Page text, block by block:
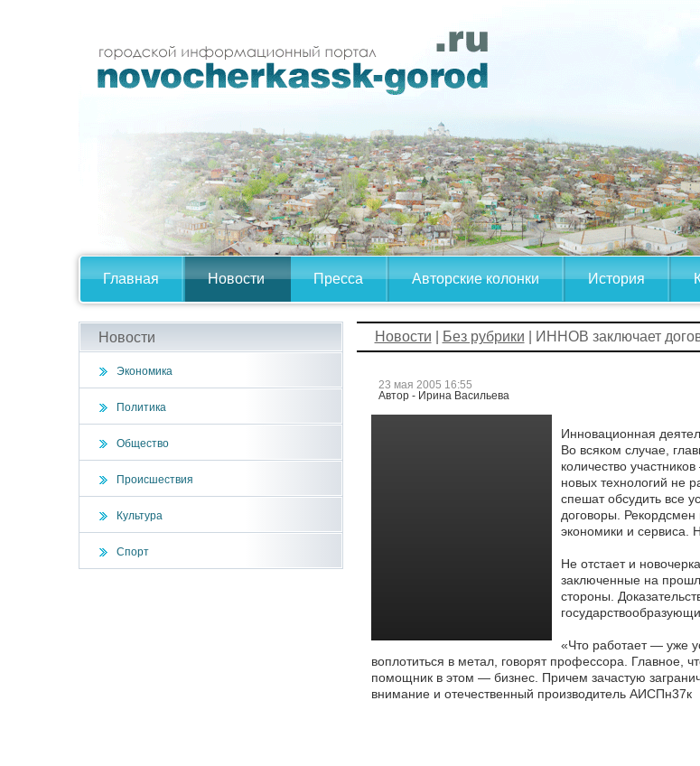
Главная Новости Пресса Авторские колонки История
Новости
Экономика
Политика
Общество
Происшествия
Культура
Спорт
Новости Без рубрики | ИННОВ заключает
23 мая 2005 16:55
Автор - Ирина Васильева
Инновационная
Во всяком случае,
количество
новых технологий не
спешат обсудить все
договоры.
экономики и сервиса.
Не отстает и
заключенные на
стороны.
«Что работает — уже
воплотиться в метал, говорят профессора. Главное,
помощник в этом — бизнес. Причем зачастую
внимание и отечественный производитель АИСПн37к